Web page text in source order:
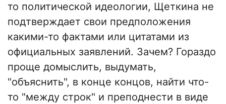
то политической идеологии, Щеткина не
подтверждает свои предположения
какими-то фактами или цитатами из
официальных заявлений. Зачем? Гораздо
проще домыслить, выдумать,
"объяснить", в конце концов, найти что-
то "между строк" и преподнести в виде